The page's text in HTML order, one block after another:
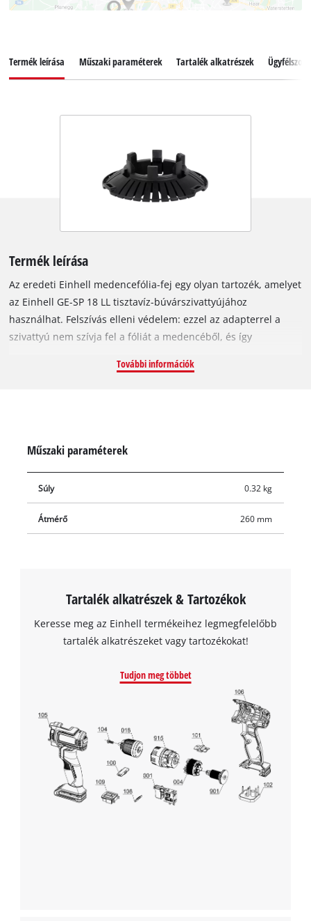
Termék leírása Műszaki paraméterek Tartalék alkatrészek
Termék leírása
Az eredeti Einhell medencefólia-fej egy olyan tartozék, amelyet
az Einhell GE-SP 18 LL tisztavíz-búvárszivattyújához
használhat. Felszívás elleni védelem: ezzel az adapterrel a
szivattyú nem szívja fel a fóliát a medencéből, és így
mm-es átmérő egyben a medencefólia-fej felborulás elleni
További információk
Műszaki paraméterek
Súly 0.32 kg
Átmérő 260 mm
Tartalék alkatrészek & Tartozékok
Keresse meg az Einhell termékeihez legmegfelelőbb
tartalék alkatrészeket vagy tartozékokat!
Tudjon meg többet